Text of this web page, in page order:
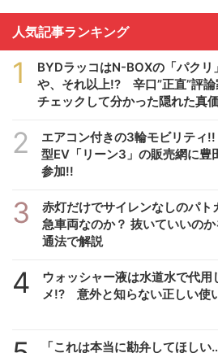
人気記事ランキング
1
BYDラッコはN-BOXの「パク
や、それ以上!? 辛口”正直”評論
チェックして分かった隠れた真
2
エアコン付きの3輪モビリティ
型EV「リーン3」の販売網に豊
参加!!
3
赤灯だけでサイレンなしのパト
急車両なのか？ 抜いていいの
通法で解説
4
ウォッシャー液は水道水で代用
メ!? 意外と知らない正しい使
「これは本当に勘弁してほし